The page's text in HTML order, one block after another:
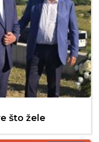
što žele